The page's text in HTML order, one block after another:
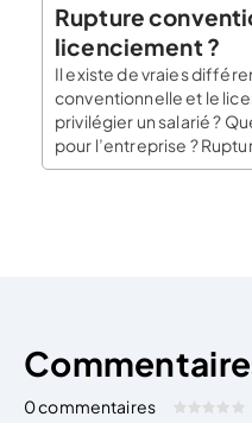
Rupture
licenciement ?
Il existe de vraies
conventionnelle et le
privilégier un salarié ?
pour l’entreprise ?
licenciement ? Réalisée
0 commentaires Évaluez